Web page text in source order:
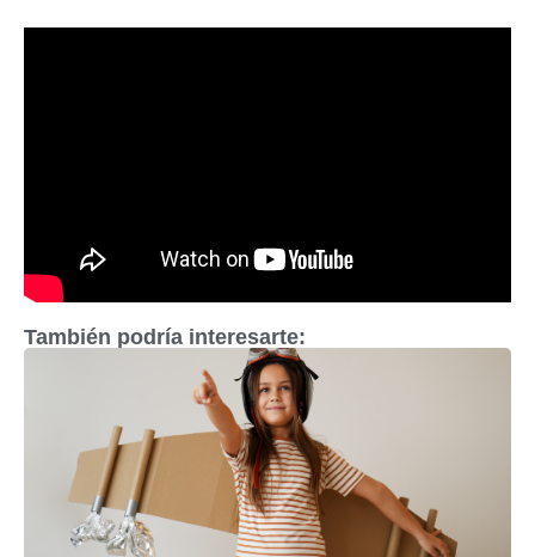
También podría interesarte: